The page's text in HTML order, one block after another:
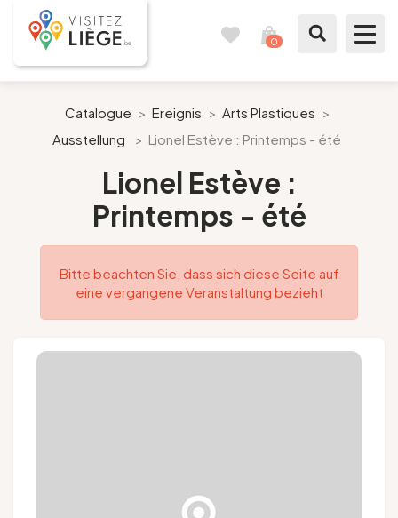
0
Wie ein Bürger von Lüttich
Meinen Aufenthalt vorbereiten
Unsere Vorschläge
Stadt Lüttich
Catalogue > Ereignis > Arts Plastiques >
Ausstellung
> Lionel Estève : Printemps - été
Lionel Estève :
Printemps - été
Bitte beachten Sie, dass sich diese Seite auf
eine vergangene Veranstaltung bezieht